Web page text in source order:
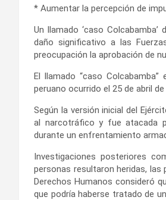
* Aumentar la percepción de
Un llamado ‘caso
daño significativo a las
preocupación la aprobación de
El llamado “caso
peruano ocurrido el 25 de abril
Según la versión inicial del
al narcotráfico y fue atacada
durante un enfrentamiento
Investigaciones posteriores
personas resultaron heridas, las
Derechos Humanos consideró
que podría haberse tratado de